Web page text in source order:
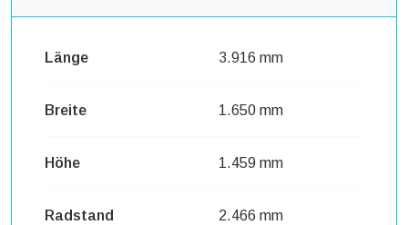
Länge 3.916 mm
Breite 1.650 mm
Höhe 1.459 mm
Radstand 2.466 mm